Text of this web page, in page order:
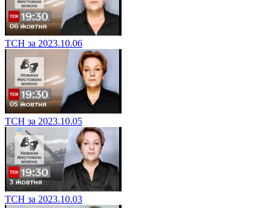
ТСН за 2023.10.06
ТСН за 2023.10.05
ТСН за 2023.10.03